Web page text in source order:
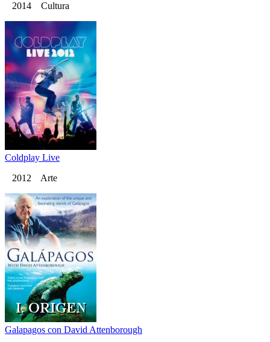
2014 Cultura
Coldplay Live
2012 Arte
Galapagos con David Attenborough